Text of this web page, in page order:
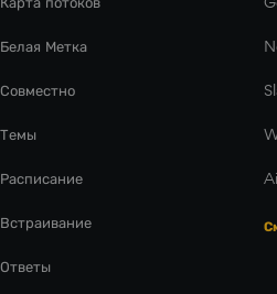
Белая Метка
Совместно
Темы
Расписание
Встраивание
Ответы